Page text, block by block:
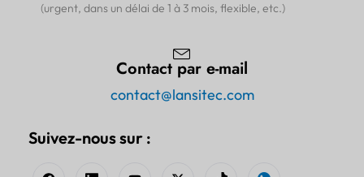
(urgent, dans un délai de 1 à 3 mois, flexible, etc.)
Contact par e-mail
contact@lansitec.com
Suivez-nous sur :